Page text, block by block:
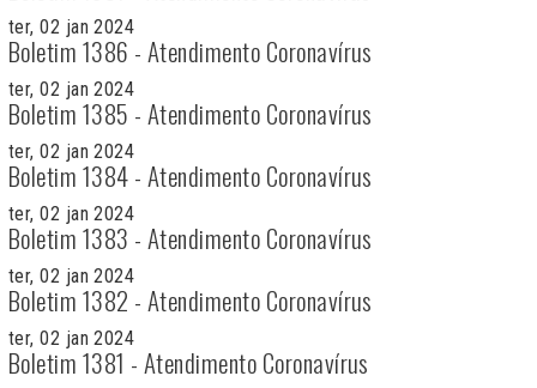
ter, 02 jan 2024
Boletim 1386 - Atendimento Coronavírus
ter, 02 jan 2024
Boletim 1385 - Atendimento Coronavírus
ter, 02 jan 2024
Boletim 1384 - Atendimento Coronavírus
ter, 02 jan 2024
Boletim 1383 - Atendimento Coronavírus
ter, 02 jan 2024
Boletim 1382 - Atendimento Coronavírus
ter, 02 jan 2024
Boletim 1381 - Atendimento Coronavírus